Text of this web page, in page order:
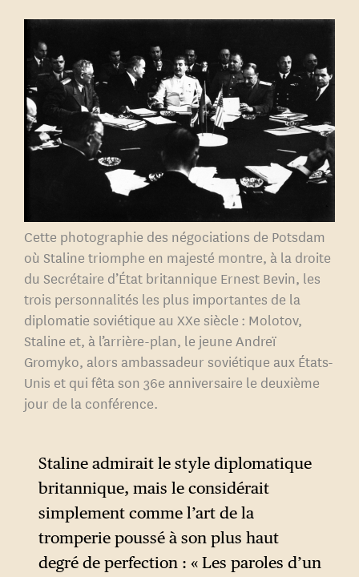
Cette photographie des négociations de Potsdam
où Staline triomphe en majesté montre, à la droite
du Secrétaire d’État britannique Ernest Bevin, les
trois personnalités les plus importantes de la
diplomatie soviétique au XXe siècle : Molotov,
Staline et, à l’arrière-plan, le jeune Andreï
Gromyko, alors ambassadeur soviétique aux États-
Unis et qui fêta son 36e anniversaire le deuxième
jour de la conférence.
Staline admirait le style diplomatique
britannique, mais le considérait
simplement comme l’art de la
tromperie poussé à son plus haut
degré de perfection : « Les paroles d’un